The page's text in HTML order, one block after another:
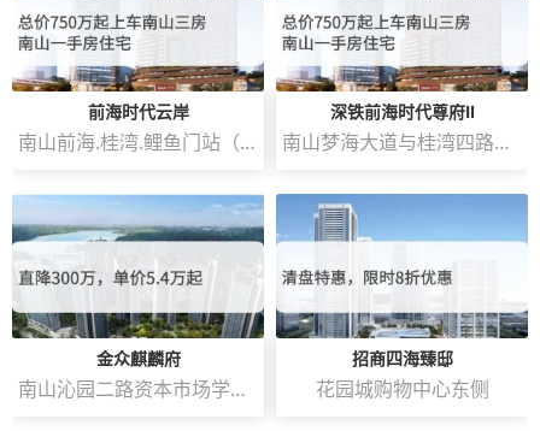
前海时代云岸
南山前海.桂湾.鲤鱼门站（深铁春泉文化艺术中心）
深铁前海时代尊府Ⅱ
南山梦海大道与桂湾四路交汇处东南角
金众麒麟府
南山沁园二路资本市场学院南侧
招商四海臻邸
花园城购物中心东侧